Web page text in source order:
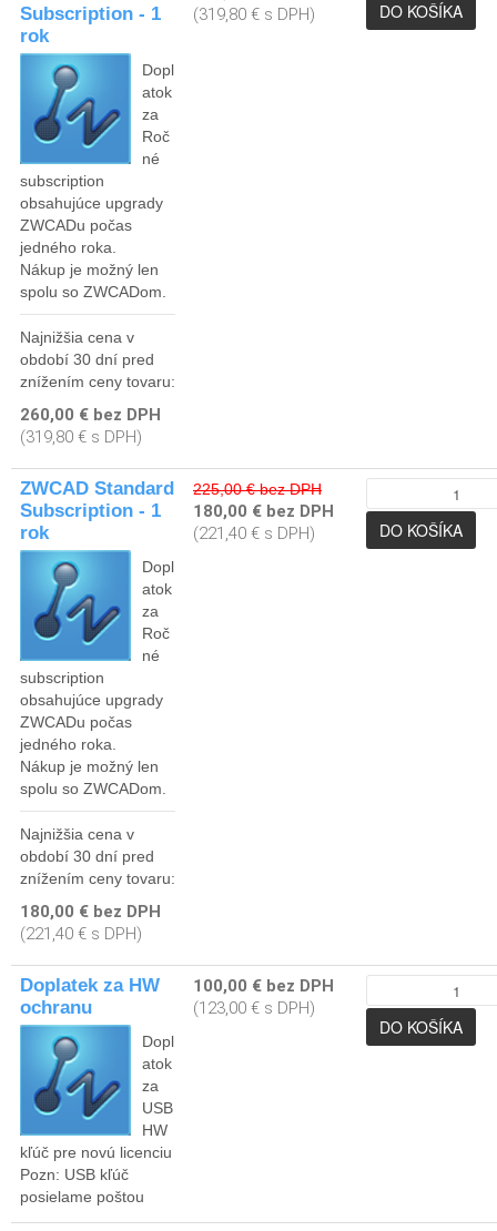
Subscription - 1
rok
Dopl
atok
za
Roč
né
subscription
obsahujúce upgrady
ZWCADu počas
jedného roka.
Nákup je možný len
spolu so ZWCADom.
Najnižšia cena v
období 30 dní pred
znížením ceny tovaru:
260,00 € bez DPH
(319,80 € s DPH)
(319,80 € s DPH)
ZWCAD Standard
Subscription - 1
rok
Dopl
atok
za
Roč
né
subscription
obsahujúce upgrady
ZWCADu počas
jedného roka.
Nákup je možný len
spolu so ZWCADom.
Najnižšia cena v
období 30 dní pred
znížením ceny tovaru:
180,00 € bez DPH
(221,40 € s DPH)
225,00 € bez DPH
180,00 € bez DPH
(221,40 € s DPH)
Doplatek za HW
ochranu
Dopl
atok
za
USB
HW
kľúč pre novú licenciu
Pozn: USB kľúč
posielame poštou
100,00 € bez DPH
(123,00 € s DPH)